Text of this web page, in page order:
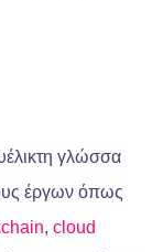
γλώσσα
έργων όπως
, cloud